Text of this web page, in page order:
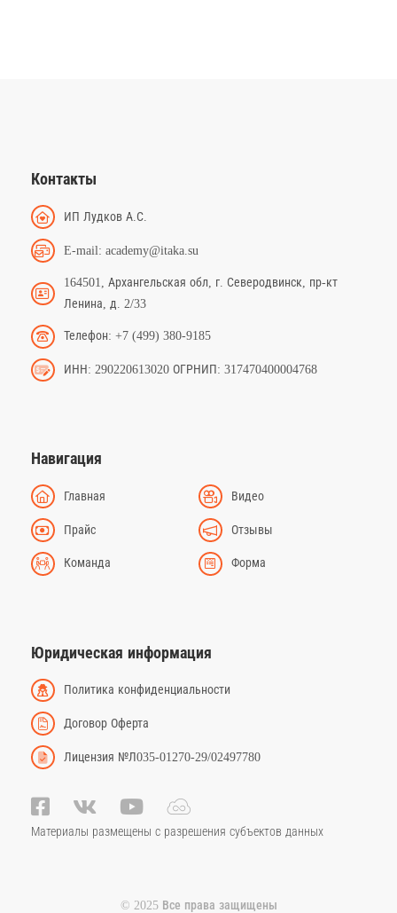
Контакты
ИП Лудков А.С.
E-mail: academy@itaka.su
164501, Архангельская обл, г. Северодвинск, пр-кт
Ленина, д. 2/33
Телефон: +7 (499) 380-9185
ИНН: 290220613020 ОГРНИП: 317470400004768
Навигация
Главная Видео
Прайс Отзывы
Команда Форма
Юридическая информация
Политика конфиденциальности
Договор Оферта
Лицензия №Л035-01270-29/02497780
Материалы размещены с разрешения субъектов данных
© 2025 Все права защищены